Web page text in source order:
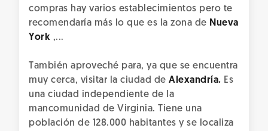
compras hay varios establecimientos pero te
recomendaría más lo que es la zona de Nueva
York ,...
También aproveché para, ya que se encuentra
muy cerca, visitar la ciudad deAlexandría. Es
una ciudad independiente de la
mancomunidad de Virginia. Tiene una
población de 128.000 habitantes y se localiza